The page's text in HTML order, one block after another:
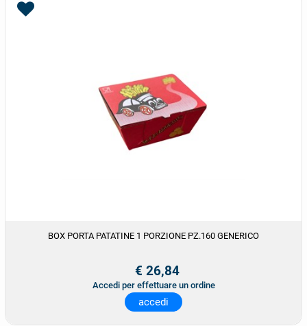
BOX PORTA PATATINE 1 PORZIONE PZ.160 GENERICO
€ 26,84
Accedi per effettuare un ordine
accedi